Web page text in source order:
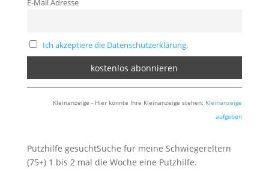
E-Mail Adresse
Ich akzeptiere die Datenschutzerklärung.
Kleinanzeige - Hier könnte Ihre Kleinanzeige stehen: Kleinanzeige
aufgeben
Putzhilfe gesuchtSuche für meine Schwiegereltern
(75+) 1 bis 2 mal die Woche eine Putzhilfe.